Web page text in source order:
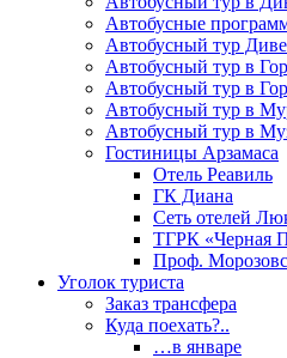
Автобусные
Автобусный тур
Автобусный тур в
Автобусный тур в
Автобусный тур в
Автобусный тур в
Гостиницы Арзамаса
Отель Реавиль
ГК Диана
Сеть отелей
ТГРК «Черная
Проф.
Уголок туриста
Заказ трансфера
Куда поехать?..
…в январе